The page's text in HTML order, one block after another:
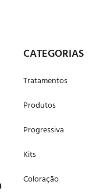
CATEGORIAS
Tratamentos
Produtos
Progressiva
Kits
Coloração